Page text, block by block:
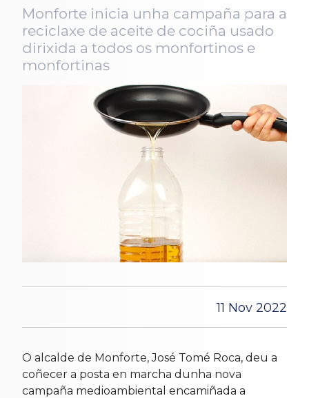
Monforte inicia unha campaña para a
reciclaxe de aceite de cociña usado
dirixida a todos os monfortinos e
monfortinas
11 Nov 2022
O alcalde de Monforte, José Tomé Roca, deu a
coñecer a posta en marcha dunha nova
campaña medioambiental encamiñada a